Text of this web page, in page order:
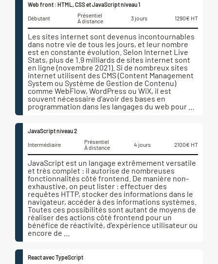
Web front : HTML, CSS et JavaScript niveau 1
Débutant
Présentiel
À distance
3 jours 1290€ HT
Les sites internet sont devenus incontournables
dans notre vie de tous les jours, et leur nombre
est en constante évolution. Selon Internet Live
Stats, plus de 1.9 milliards de sites internet sont
en ligne (novembre 2021). Si de nombreux sites
internet utilisent des CMS (Content Management
System ou Système de Gestion de Contenu)
comme WebFlow, WordPress ou WiX, il est
souvent nécessaire d’avoir des bases en
programmation dans les langages du web pour …
JavaScript niveau 2
Intermédiaire
Présentiel
À distance
4 jours 2100€ HT
JavaScript est un langage extrêmement versatile
et très complet : il autorise de nombreuses
fonctionnalités côté frontend. De manière non-
exhaustive, on peut lister : effectuer des
requêtes HTTP, stocker des informations dans le
navigateur, accéder à des informations systèmes.
Toutes ces possibilités sont autant de moyens de
réaliser des actions côté frontend pour un
bénéfice de réactivité, d’expérience utilisateur ou
encore de …
React avec TypeScript